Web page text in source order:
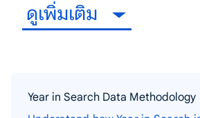
ดูเพิ่มเติม
Year in Search Data Methodology